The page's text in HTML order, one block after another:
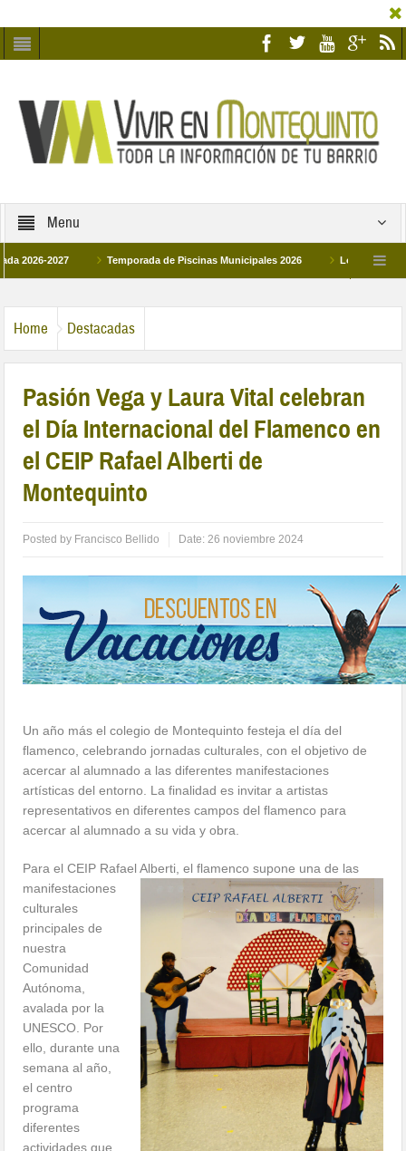
Menu
2027 Temporada de Piscinas Municipales 2026 Los Campus de
Home Destacadas
Pasión Vega y Laura Vital celebran
el Día Internacional del Flamenco en
el CEIP Rafael Alberti de
Montequinto
Posted by Francisco Bellido Date:26 noviembre 2024
Un año más el colegio de Montequinto festeja el día del
flamenco, celebrando jornadas culturales, con el objetivo de
acercar al alumnado a las diferentes manifestaciones
artísticas del entorno. La finalidad es invitar a artistas
representativos en diferentes campos del flamenco para
acercar al alumnado a su vida y obra.
Para el CEIP Rafael Alberti, el flamenco supone una de las
manifestaciones
culturales
principales de
nuestra
Comunidad
Autónoma,
avalada por la
UNESCO. Por
ello, durante una
semana al año,
el centro
programa
diferentes
actividades que